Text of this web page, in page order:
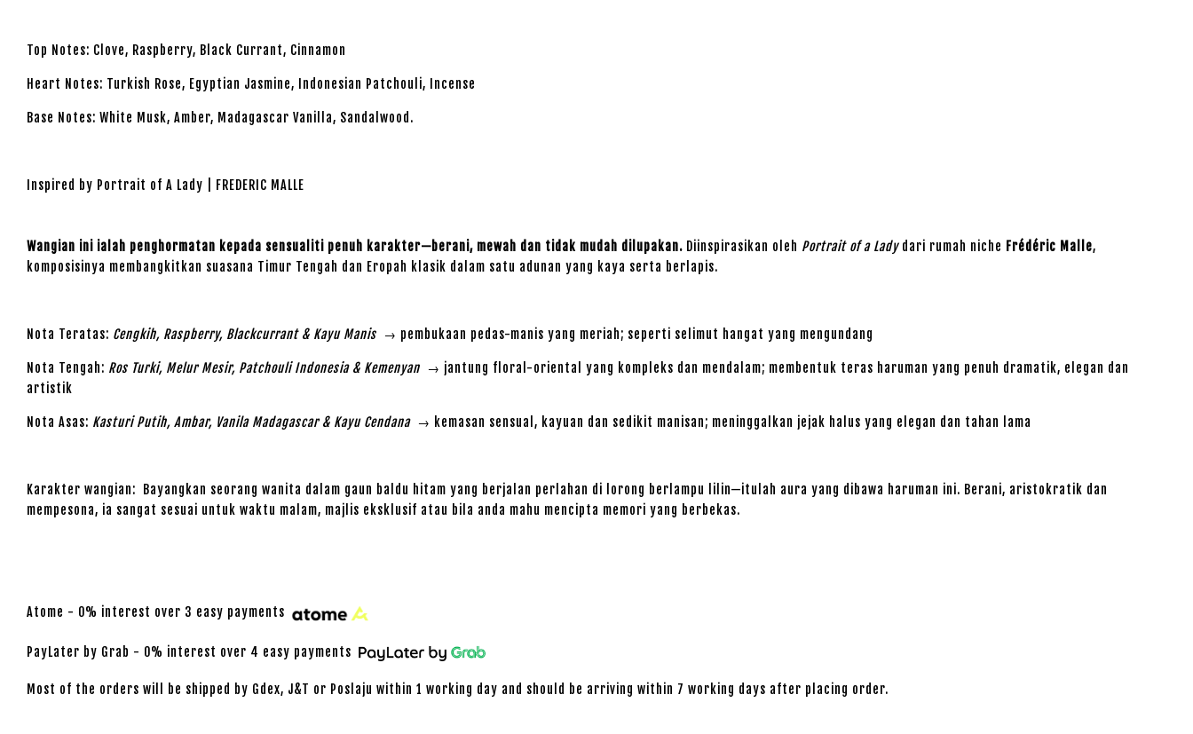
Top Notes: Clove, Raspberry, Black Currant, Cinnamon
Heart Notes: Turkish Rose, Egyptian Jasmine, Indonesian Patchouli, Incense
Base Notes: White Musk, Amber, Madagascar Vanilla, Sandalwood.
Inspired by Portrait of A Lady | FREDERIC MALLE
Wangian ini ialah penghormatan kepada sensualiti penuh karakter—berani, mewah dan tidak mudah dilupakan. Diinspirasikan oleh Portrait of a Ladydari rumah niche Frédéric Malle,
komposisinya membangkitkan suasana Timur Tengah dan Eropah klasik dalam satu adunan yang kaya serta berlapis.
Nota Teratas: Cengkih, Raspberry, Blackcurrant & Kayu Manis → pembukaan pedas-manis yang meriah; seperti selimut hangat yang mengundang
Nota Tengah: Ros Turki, Melur Mesir, Patchouli Indonesia & Kemenyan → jantung floral-oriental yang kompleks dan mendalam; membentuk teras haruman yang penuh dramatik, elegan dan
artistik
Nota Asas: Kasturi Putih, Ambar, Vanila Madagascar & Kayu Cendana→ kemasan sensual, kayuan dan sedikit manisan; meninggalkan jejak halus yang elegan dan tahan lama
Karakter wangian: Bayangkan seorang wanita dalam gaun baldu hitam yang berjalan perlahan di lorong berlampu lilin—itulah aura yang dibawa haruman ini. Berani, aristokratik dan
mempesona, ia sangat sesuai untuk waktu malam, majlis eksklusif atau bila anda mahu mencipta memori yang berbekas.
Atome - 0% interest over 3 easy payments
PayLater by Grab - 0% interest over 4 easy payments
Most of the orders will be shipped by Gdex, J&T or Poslaju within 1 working day and should be arriving within 7 working days after placing order.